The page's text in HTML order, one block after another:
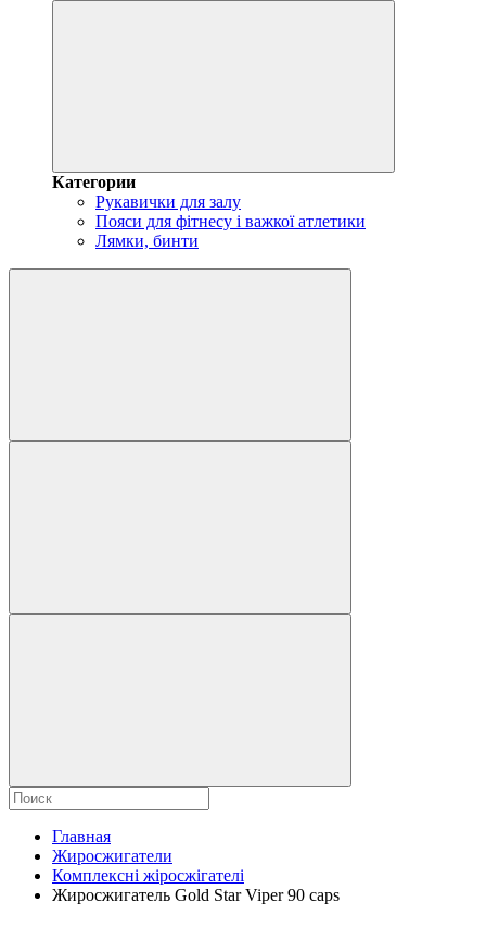
Категории
Рукавички для залу
Пояси для фітнесу і важкої атлетики
Лямки, бинти
Главная
Жиросжигатели
Комплексні жіросжігателі
Жиросжигатель Gold Star Viper 90 сaps